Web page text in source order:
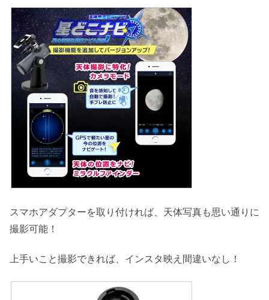
スマホアダプターを取り付ければ、天体写真も思い通りに
撮影可能！
上手いこと撮影できれば、インスタ映え間違いなし！